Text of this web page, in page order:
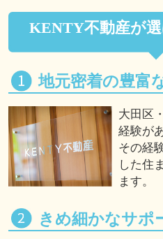
KENTY不動産が
地元密着の豊富
大田区
経験が
その経
した住
ます。
きめ細かなサポ